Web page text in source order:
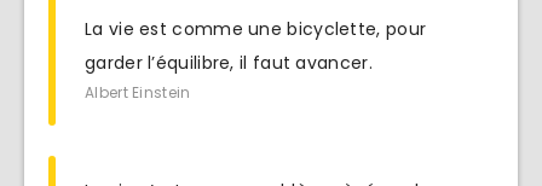
La vie est comme une bicyclette, pour
garder l’équilibre, il faut avancer.
Albert Einstein